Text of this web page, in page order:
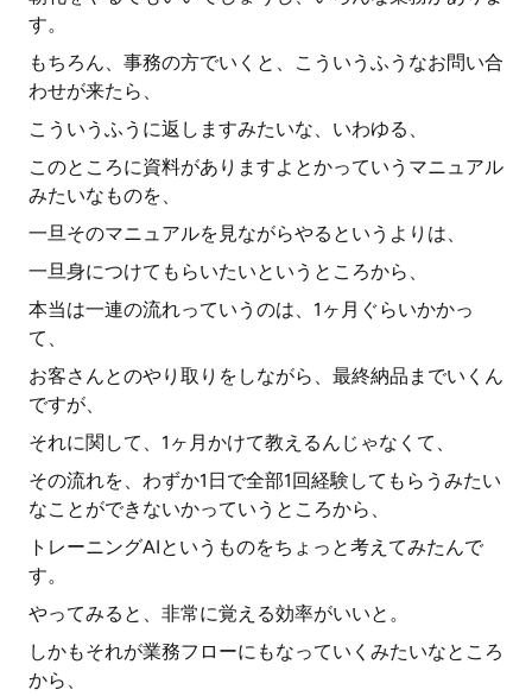
す。
もちろん、事務の方でいくと、こういうふうなお問い合
わせが来たら、
こういうふうに返しますみたいな、いわゆる、
このところに資料がありますよとかっていうマニュアル
みたいなものを、
一旦そのマニュアルを見ながらやるというよりは、
一旦身につけてもらいたいというところから、
本当は一連の流れっていうのは、1ヶ月ぐらいかかっ
て、
お客さんとのやり取りをしながら、最終納品までいくん
ですが、
それに関して、1ヶ月かけて教えるんじゃなくて、
その流れを、わずか1日で全部1回経験してもらうみたい
なことができないかっていうところから、
トレーニングAIというものをちょっと考えてみたんで
す。
やってみると、非常に覚える効率がいいと。
しかもそれが業務フローにもなっていくみたいなところ
から、